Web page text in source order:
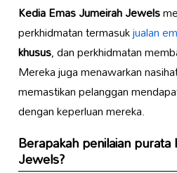
Kedia Emas Jumeirah Jewels
perkhidmatan termasukjualan
khusus, dan perkhidmatan
Mereka juga menawarkan
memastikan pelanggan
dengan keperluan mereka.
Berapakah penilaian purata
Jewels?